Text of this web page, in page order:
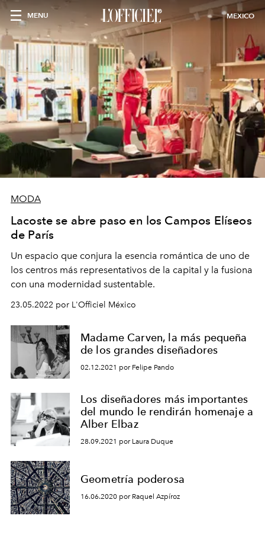
MENU MEXICO
MODA
Lacoste se abre paso en los Campos Elíseos
de París
Un espacio que conjura la esencia romántica de uno de
los centros más representativos de la capital y la fusiona
con una modernidad sustentable.
23.05.2022 por L'Officiel México
Madame Carven, la más pequeña
de los grandes diseñadores
02.12.2021 por Felipe Pando
Los diseñadores más importantes
del mundo le rendirán homenaje a
Alber Elbaz
28.09.2021 por Laura Duque
Geometría poderosa
16.06.2020 por Raquel Azpíroz